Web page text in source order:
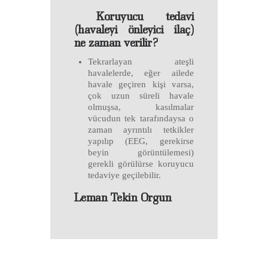
Koruyucu tedavi
(havaleyi önleyici ilaç)
ne zaman verilir?
Tekrarlayan ateşli
havalelerde, eğer ailede
havale geçiren kişi varsa,
çok uzun süreli havale
olmuşsa, kasılmalar
vücudun tek tarafındaysa o
zaman ayrıntılı tetkikler
yapılıp (EEG, gerekirse
beyin görüntülemesi)
gerekli görülürse koruyucu
tedaviye geçilebilir.
Leman Tekin Orgun